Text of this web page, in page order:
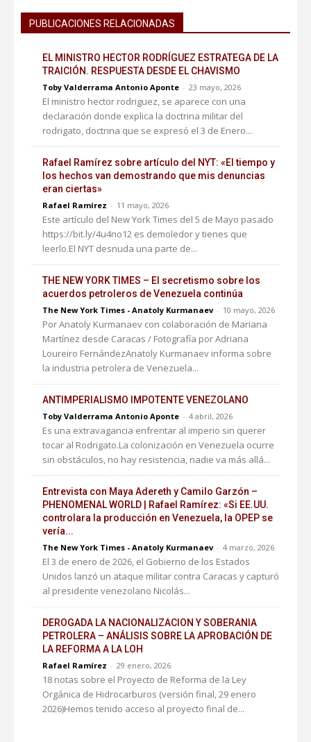
PUBLICACIONES RELACIONADAS
EL MINISTRO HECTOR RODRÍGUEZ ESTRATEGA DE LA
TRAICIÓN. RESPUESTA DESDE EL CHAVISMO
Toby Valderrama Antonio Aponte - 23 mayo, 2026
El ministro hector rodriguez, se aparece con una
declaración donde explica la doctrina militar del
rodrigato, doctrina que se expresó el 3 de Enero...
Rafael Ramírez sobre artículo del NYT: «El tiempo y
los hechos van demostrando que mis denuncias
eran ciertas»
Rafael Ramírez - 11 mayo, 2026
Este artículo del New York Times del 5 de Mayo pasado
https://bit.ly/4u4no12 es demoledor y tienes que
leerlo.El NYT desnuda una parte de...
THE NEW YORK TIMES – El secretismo sobre los
acuerdos petroleros de Venezuela continúa
The New York Times - Anatoly Kurmanaev - 10 mayo, 2026
Por Anatoly Kurmanaev con colaboración de Mariana
Martínez desde Caracas / Fotografía por Adriana
Loureiro FernándezAnatoly Kurmanaev informa sobre
la industria petrolera de Venezuela...
ANTIMPERIALISMO IMPOTENTE VENEZOLANO
Toby Valderrama Antonio Aponte - 4 abril, 2026
Es una extravagancia enfrentar al imperio sin querer
tocar al Rodrigato.La colonización en Venezuela ocurre
sin obstáculos, no hay resistencia, nadie va más allá...
Entrevista con Maya Adereth y Camilo Garzón –
PHENOMENAL WORLD | Rafael Ramírez: «Si EE.UU.
controlara la producción en Venezuela, la OPEP se
vería...
The New York Times - Anatoly Kurmanaev - 4 marzo, 2026
El 3 de enero de 2026, el Gobierno de los Estados
Unidos lanzó un ataque militar contra Caracas y capturó
al presidente venezolano Nicolás...
DEROGADA LA NACIONALIZACION Y SOBERANIA
PETROLERA – ANÁLISIS SOBRE LA APROBACIÓN DE
LA REFORMA A LA LOH
Rafael Ramírez - 29 enero, 2026
18 notas sobre el Proyecto de Reforma de la Ley
Orgánica de Hidrocarburos (versión final, 29 enero
2026)Hemos tenido acceso al proyecto final de...